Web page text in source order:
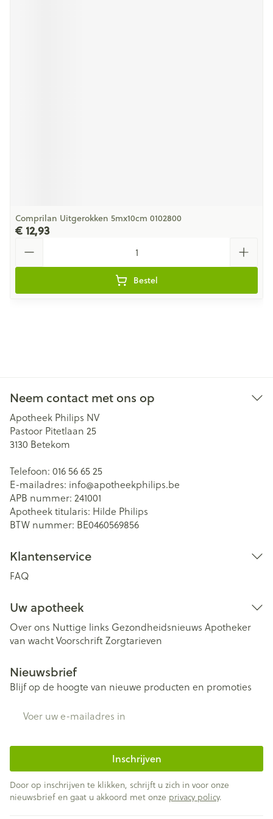
Comprilan Uitgerokken 5mx10cm 0102800
€ 12,93
Bestel
Neem contact met ons op
Apotheek Philips NV
Pastoor Pitetlaan 25
3130 Betekom
Telefoon: 016 56 65 25
E-mailadres: info@apotheekphilips.be
APB nummer: 241001
Apotheek titularis: Hilde Philips
BTW nummer: BE0460569856
Klantenservice
FAQ
Uw apotheek
Over ons Nuttige links Gezondheidsnieuws Apotheker
van wachtVoorschriftZorgtarieven
Nieuwsbrief
Blijf op de hoogte van nieuwe producten en promoties
Inschrijven
Door op inschrijven te klikken, schrijft u zich in voor onze
nieuwsbrief en gaat u akkoord met onze privacy policy.